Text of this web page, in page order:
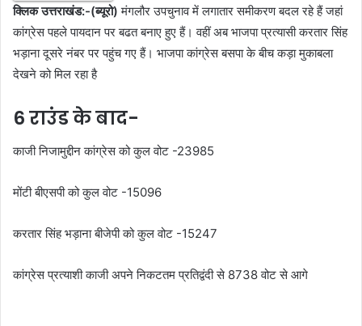
m
a
i
क्लिक उत्तराखंड:-(ब्यूरो) मंगलौर उपचुनाव में लगातार समीकरण बदल रहे हैं जहां
कांग्रेस पहले पायदान पर बढत बनाए हुए हैं। वहीं अब भाजपा प्रत्यासी करतार सिंह
भड़ाना दूसरे नंबर पर पहुंच गए हैं। भाजपा कांग्रेस बसपा के बीच कड़ा मुकाबला
देखने को मिल रहा है
6 राउंड के बाद-
काजी निजामुद्दीन कांग्रेस को कुल वोट -23985
मोंटी बीएसपी को कुल वोट -15096
करतार सिंह भड़ाना बीजेपी को कुल वोट -15247
कांग्रेस प्रत्याशी काजी अपने निकटतम प्रतिद्वंदी से 8738 वोट से आगे